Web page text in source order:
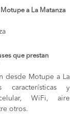
a La Matanza
que prestan
desde Motupe a La
características y
WiFi, aire
otros.